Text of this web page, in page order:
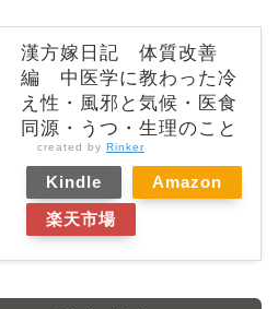
漢方嫁日記 体質改善
編 中医学に教わった冷
え性・風邪と気候・医食
同源・うつ・生理のこと
created by Rinker
Kindle
Amazon
楽天市場